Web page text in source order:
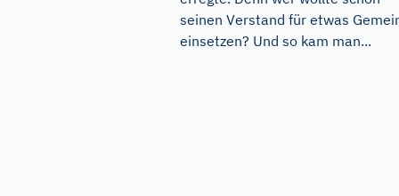
seinen Verstand für etwas
einsetzen? Und so kam man...